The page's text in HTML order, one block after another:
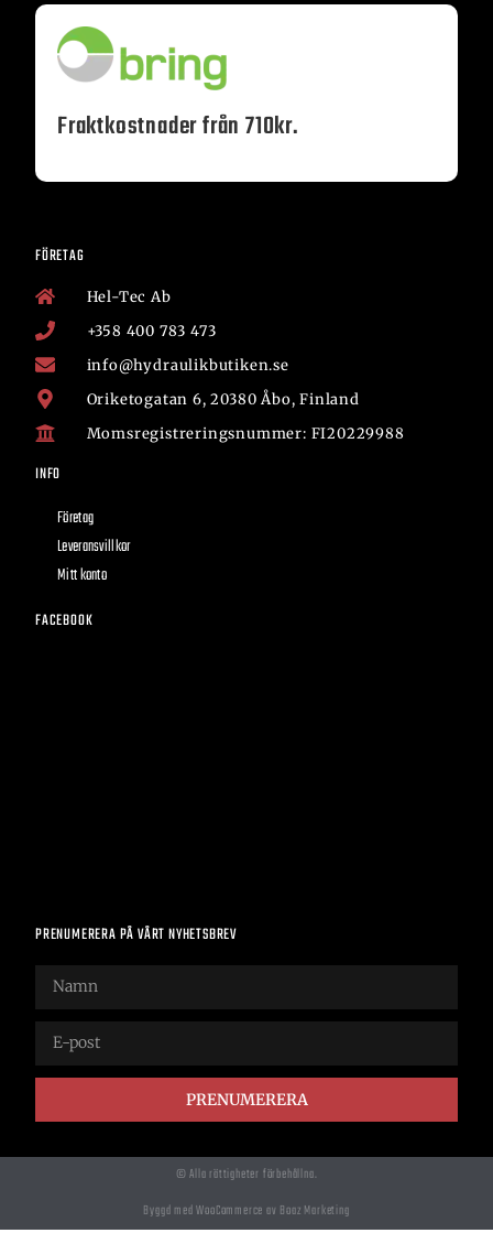
Fraktkostnader från 710kr.
FÖRETAG
Hel-Tec Ab
+358 400 783 473
info@hydraulikbutiken.se
Oriketogatan 6, 20380 Åbo, Finland
Momsregistreringsnummer: FI20229988
INFO
Företag
Leveransvillkor
Mitt konto
FACEBOOK
PRENUMERERA PÅ VÅRT NYHETSBREV
PRENUMERERA
© Alla rättigheter förbehållna.
Byggd med WooCommerce av Boaz Marketing